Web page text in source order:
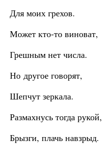
Для моих грехов.
Может кто-то виноват,
Грешным нет числа.
Но другое говорят,
Шепчут зеркала.
Размахнусь тогда рукой,
Брызги, плачь навзрыд.